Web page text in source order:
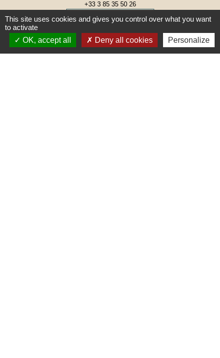
+33 3 85 35 50 26
Contact par formulaire
Le secrétariat vous accueille :
Lundi, Mercredi et Vendredi de 8h30 à 12h00 et de
This site uses cookies and gives you control over what you want
to activate
OK, accept all
Deny all cookies Personalize